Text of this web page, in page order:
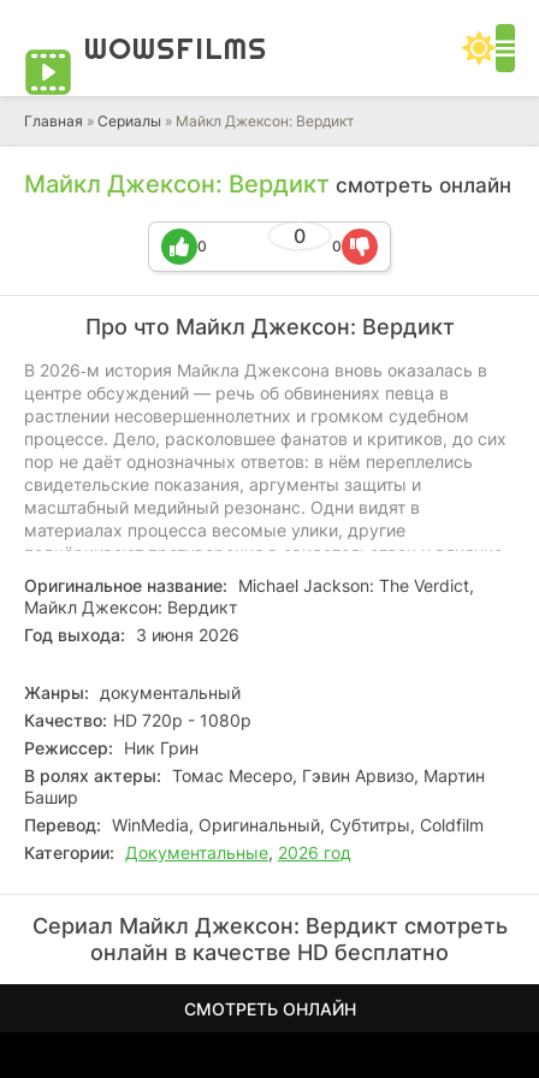
WOWSFILMS
Главная » Сериалы » Майкл Джексон: Вердикт
Майкл Джексон: Вердикт смотреть онлайн
0
0 0
Про что Майкл Джексон: Вердикт
В 2026‑м история Майкла Джексона вновь оказалась в
центре обсуждений — речь об обвинениях певца в
растлении несовершеннолетних и громком судебном
процессе. Дело, расколовшее фанатов и критиков, до сих
пор не даёт однозначных ответов: в нём переплелись
свидетельские показания, аргументы защиты и
масштабный медийный резонанс. Одни видят в
материалах процесса весомые улики, другие
подчёркивают противоречия в свидетельствах и влияние
шумихи на восприятие фактов. Современные
документальные проекты и аналитические обзоры под
новым углом рассматривают обстоятельства дела и
культурный контекст эпохи. Эта неоднозначная глава
истории шоу‑бизнеса и поводом для дискуссий о
справедливости, славе и ответственности.
Оригинальное название:
Michael Jackson: The Verdict,
Майкл Джексон: Вердикт
Год выхода:
3 июня 2026
Жанры:
документальный
Качество: HD 720p - 1080p
Режиссер:
Ник Грин
В ролях актеры: Томас Месеро, Гэвин Арвизо, Мартин
Башир
Перевод: WinMedia, Оригинальный, Субтитры, Coldfilm
Категории:
Документальные, 2026 год
Сериал Майкл Джексон: Вердикт смотреть
онлайн в качестве HD бесплатно
СМОТРЕТЬ ОНЛАЙН